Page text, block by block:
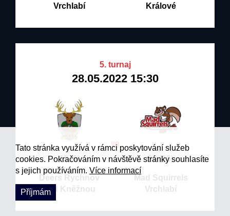
Vrchlabí
Králové
5. turnaj
28.05.2022 15:30
12 (6)
Deers Rychnov
nad Kněžnou
26 (16)
Mad Squirrels
Vrchlabí
Tato stránka využívá v rámci poskytování služeb
cookies. Pokračováním v návštěvě stránky souhlasíte
s jejich používáním. Více informací
Příjmám